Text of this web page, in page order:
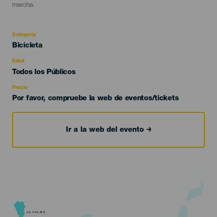
marcha.
Categoría
Categoría
evento
Bicicleta
Edad
Edad
Todos los Públicos
Precio
Por favor, compruebe la web de eventos/tickets
Ir a la web del evento
LA PALMA